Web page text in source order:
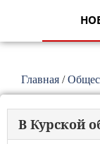
Главная /
В Курской